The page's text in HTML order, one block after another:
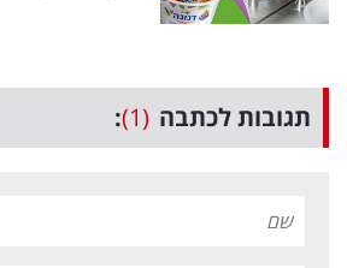
תגובות לכתבה (1)
: